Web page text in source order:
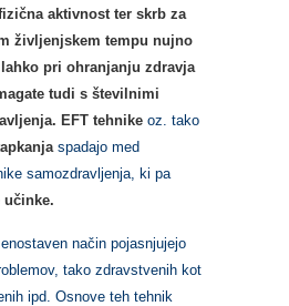
aktivnost ter skrb za
življenjskem tempu nujno
pri ohranjanju zdravja
tudi s številnimi
. EFT tehnike oz. tako
spadajo med
samozdravljenja, ki pa
učinke.
način pojasnjujejo
tako zdravstvenih kot
ipd. Osnove teh tehnik